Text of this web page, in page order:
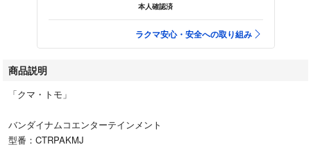
本人確認済
ラクマ安心・安全への取り組み
商品説明
「クマ・トモ」
バンダイナムコエンターテインメント
型番：CTRPAKMJ